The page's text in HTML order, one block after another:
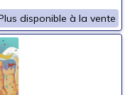
disponible à la vente